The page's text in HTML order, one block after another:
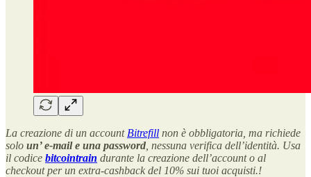
La creazione di un account Bitrefill non è obbligatoria, ma richiede
solo un’ e-mail e una password , nessuna verifica dell’identità. Usa
il codice bitcointrain durante la creazione dell’account o al
checkout per un extra-cashback del 10% sui tuoi acquisti.!